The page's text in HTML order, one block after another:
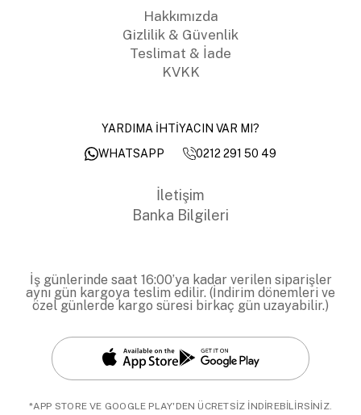
Hakkımızda
Gizlilik & Güvenlik
Teslimat & İade
KVKK
YARDIMA İHTİYACIN VAR MI?
WHATSAPP
0212 291 50 49
İletişim
Banka Bilgileri
İş günlerinde saat 16:00’ya kadar verilen siparişler
aynı gün kargoya teslim edilir. (İndirim dönemleri ve
özel günlerde kargo süresi birkaç gün uzayabilir.)
*APP STORE VE GOOGLE PLAY'DEN ÜCRETSİZ İNDİREBİLİRSİNİZ.